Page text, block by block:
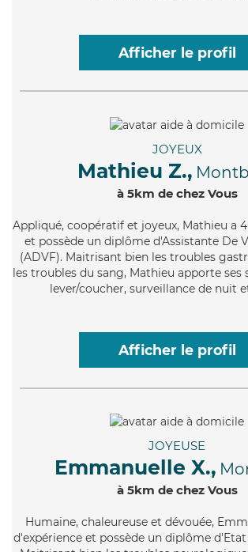
Afficher le profil
JOYEUX
Mathieu Z.,
à 5km de chez Vous
Appliqué, coopératif et joyeux, Mathieu a
et possède un diplôme d'Assistante De
(ADVF). Maitrisant bien les troubles
les troubles du sang, Mathieu apporte ses
lever/coucher, surveillance de nuit
Afficher le profil
JOYEUSE
Emmanuelle X.,
à 5km de chez Vous
Humaine, chaleureuse et dévouée,
d'expérience et possède un diplôme